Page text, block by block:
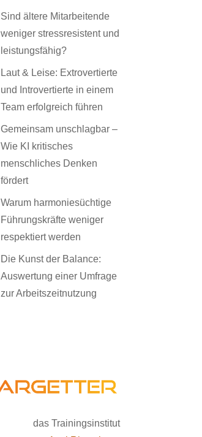
Sind ältere Mitarbeitende
weniger stressresistent und
leistungsfähig?
Laut & Leise: Extrovertierte
und Introvertierte in einem
Team erfolgreich führen
Gemeinsam unschlagbar –
Wie KI kritisches
menschliches Denken
fördert
Warum harmoniesüchtige
Führungskräfte weniger
respektiert werden
Die Kunst der Balance:
Auswertung einer Umfrage
zur Arbeitszeitnutzung
das Trainingsinstitut